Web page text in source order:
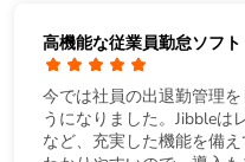
高機能な従業員勤怠ソフト
今では社員の出退勤管理
うになりました。Jibbleは
など、充実した機能を備